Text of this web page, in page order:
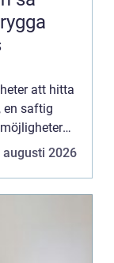
att hitta
en saftig
av den
augusti 2026